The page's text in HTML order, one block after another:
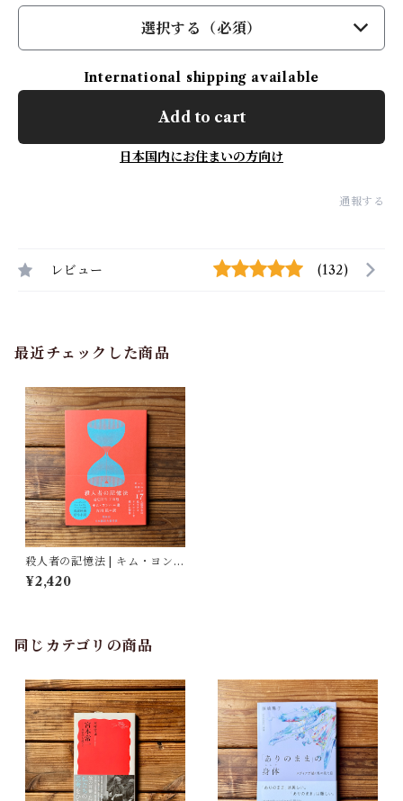
選択する（必須）
International shipping available
Add to cart
日本国内にお住まいの方向け
通報する
レビュー (132)
最近チェックした商品
殺人者の記憶法 | キム・ヨン
ハ, 吉川 凪(訳)
¥2,420
同じカテゴリの商品